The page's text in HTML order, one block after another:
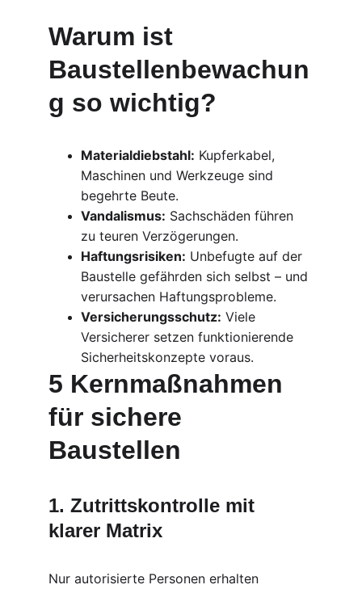
Warum ist
Baustellenbewachun
g so wichtig?
Materialdiebstahl: Kupferkabel,
Maschinen und Werkzeuge sind
begehrte Beute.
Vandalismus: Sachschäden führen
zu teuren Verzögerungen.
Haftungsrisiken: Unbefugte auf der
Baustelle gefährden sich selbst – und
verursachen Haftungsprobleme.
Versicherungsschutz: Viele
Versicherer setzen funktionierende
Sicherheitskonzepte voraus.
5 Kernmaßnahmen
für sichere
Baustellen
1. Zutrittskontrolle mit
klarer Matrix
Nur autorisierte Personen erhalten